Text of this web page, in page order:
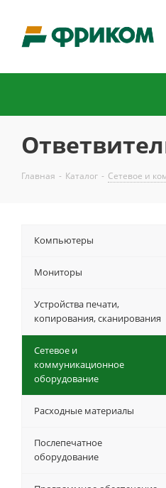
Главная - Каталог - Сетевое и
Компьютеры
Мониторы
Устройства печати,
копирования, сканирования
Сетевое и
коммуникационное
оборудование
Расходные материалы
Послепечатное
оборудование